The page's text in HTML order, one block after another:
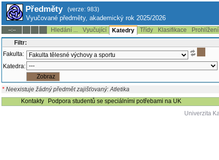
Předměty (verze: 983)
Vyučované předměty, akademický rok 2025/2026
--:-- Hledání ... Vyučující Katedry Třídy Klasifikace
Filtr:
Fakulta:
Katedra:
* Neexistuje žádný předmět zajišťovaný: Atletika
Kontakty
Podpora studentů se speciálními potřebami na UK
Univerzita